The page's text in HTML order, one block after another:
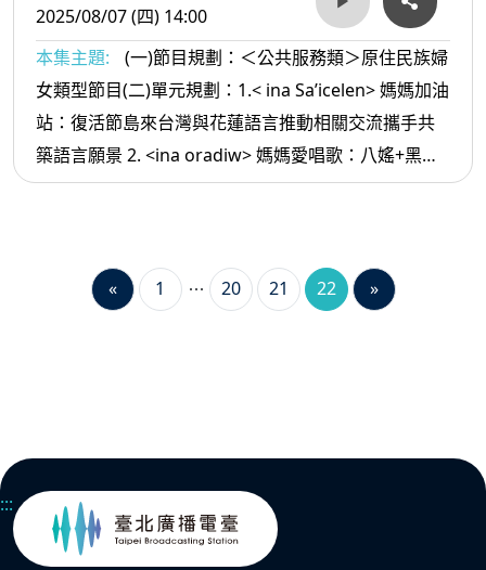
2025/08/07 (四) 14:00
本集主題:
(一)節目規劃：＜公共服務類＞原住民族婦
女類型節目(二)單元規劃：1.< ina Sa’icelen> 媽媽加油
站：復活節島來台灣與花蓮語言推動相關交流攜手共
築語言願景 2. <ina oradiw> 媽媽愛唱歌：八媱+黑美
人 3.< ina Masa’sa >媽媽放輕鬆:工作 要努力最好多充
« 1 20 21 22 »
:::